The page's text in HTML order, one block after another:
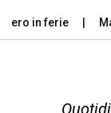
in ferie